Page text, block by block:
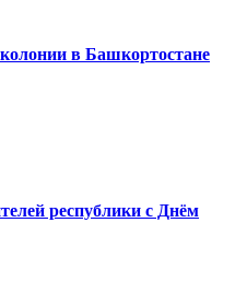
в Башкортостане
республики с Днём